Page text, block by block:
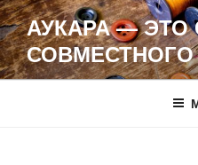
Перейти
к
содержимому
АУКАРА — ЭТО